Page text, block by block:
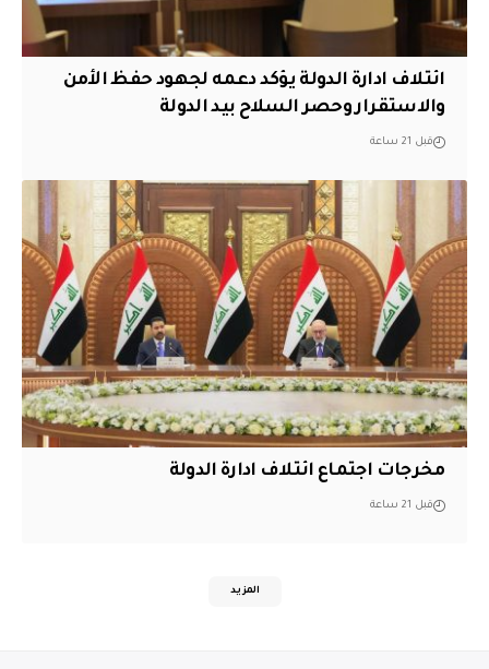
ائتلاف ادارة الدولة يؤكد دعمه لجهود حفظ الأمن
والاستقرار وحصر السلاح بيد الدولة
قبل 21 ساعة
مخرجات اجتماع ائتلاف ادارة الدولة
قبل 21 ساعة
المزيد